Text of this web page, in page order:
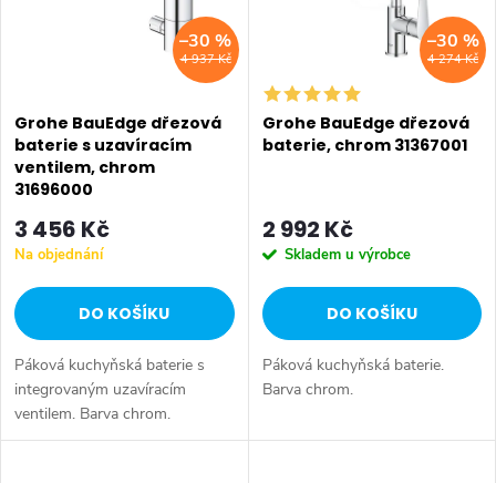
p
r
o
d
u
k
t
ů
p
r
o
d
u
k
t
4 937 Kč
–30 %
Grohe BauEdge dřezová
baterie s uzavíracím
ventilem, chrom
31696000
3 456 Kč
Na objednání
DO KOŠÍKU
Páková kuchyňská baterie s
integrovaným uzavíracím
ventilem. Barva chrom.
4 274 Kč
–30 %
Grohe BauEdge dřezová
baterie, chrom 31367001
2 992 Kč
Skladem u výrobce
DO KOŠÍKU
Páková kuchyňská baterie.
Barva chrom.